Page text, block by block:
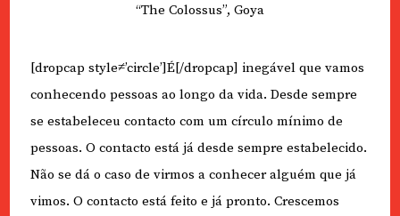
“The Colossus”, Goya
[dropcap style≠’circle’]É[/dropcap] inegável que vamos
conhecendo pessoas ao longo da vida. Desde sempre
se estabeleceu contacto com um círculo mínimo de
pessoas. O contacto está já desde sempre estabelecido.
Não se dá o caso de virmos a conhecer alguém que já
vimos. O contacto está feito e já pronto. Crescemos